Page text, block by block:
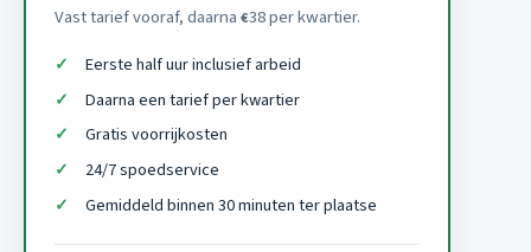
Vast tarief vooraf, daarna €38 per kwartier.
Eerste half uur inclusief arbeid
Daarna een tarief per kwartier
Gratis voorrijkosten
24/7 spoedservice
Gemiddeld binnen 30 minuten ter plaatse